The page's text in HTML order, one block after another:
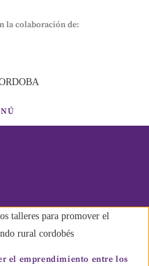
la colaboración de:
el emprendimiento entre los